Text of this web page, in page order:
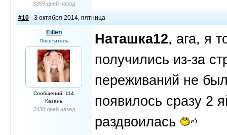
3269 дней назад
#10 - 3 октября 2014, пятница
Eillen
Посетитель
Сообщений: 114
Казань
3438 дней назад
Наташка12, ага, я
получились из-за
переживаний не
появилось сразу 2
раздвоилась